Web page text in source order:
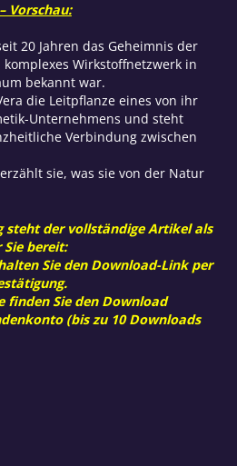
Vorschau:
20 Jahren das Geheimnis der
komplexes Wirkstoffnetzwerk in
bekannt war.
die Leitpflanze eines von ihr
Unternehmens und steht
Verbindung zwischen
sie, was sie von der Natur
steht der vollständige Artikel als
bereit:
Sie den Download-Link per
finden Sie den Download
(bis zu 10 Downloads